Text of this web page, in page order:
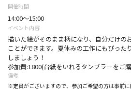
開催時間
14:00～15:00
イベント内容
描いた絵がそのまま柄になり、自分だけの
ことができます。夏休みの工作にもぴっ
しましょう！
参加費:1800(台紙をいれるタンブラーをご
備考
※定員がございますので、参加ご希望の方は事前に